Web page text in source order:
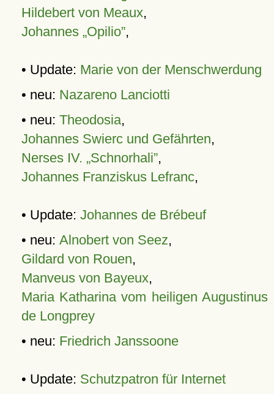
Hildebert von Meaux,
Johannes „Opilio”,
• Update: Marie von der Menschwerdung
• neu: Nazareno Lanciotti
• neu: Theodosia,
Johannes Swierc und Gefährten,
Nerses IV. „Schnorhali”,
Johannes Franziskus Lefranc,
• Update: Johannes de Brébeuf
• neu: Alnobert von Seez,
Gildard von Rouen,
Manveus von Bayeux,
Maria Katharina vom heiligen Augustinus
de Longprey
• neu: Friedrich Janssoone
• Update: Schutzpatron für Internet